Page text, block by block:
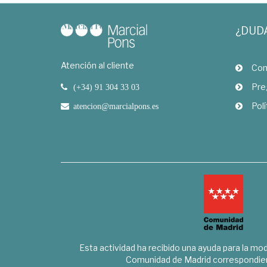
Atención al cliente
(+34) 91 304 33 03
atencion@marcialpons.es
Esta actividad ha recibido una ayuda para la
Comunidad de Madrid